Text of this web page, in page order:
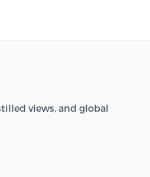
views, and global